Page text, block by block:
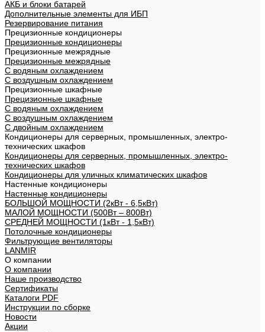
АКБ и блоки батарей
Дополнительные элементы для ИБП
Резервирование питания
Прецизионные кондиционеры
Прецизионные кондиционеры
Прецизионные межрядные
Прецизионные межрядные
С водяным охлаждением
С воздушным охлаждением
Прецизионные шкафные
Прецизионные шкафные
С водяным охлаждением
С воздушным охлаждением
С двойным охлаждением
Кондиционеры для серверных, промышленных, электро-
технических шкафов
Кондиционеры для серверных, промышленных, электро-
технических шкафов
Кондиционеры для уличных климатических шкафов
Настенные кондиционеры
Настенные кондиционеры
БОЛЬШОЙ МОЩНОСТИ (2кВт - 6,5кВт)
МАЛОЙ МОЩНОСТИ (500Вт – 800Вт)
СРЕДНЕЙ МОЩНОСТИ (1кВт - 1,5кВт)
Потолочные кондиционеры
Фильтрующие вентиляторы
LANMIR
О компании
О компании
Наше производство
Сертификаты
Каталоги PDF
Инструкции по сборке
Новости
Акции